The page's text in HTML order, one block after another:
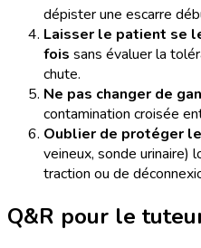
dépister une escarre
Laisser le patient se
fois sans évaluer la
chute.
Ne pas changer de
contamination croisée
Oublier de protéger
veineux, sonde urinaire)
traction ou de
Q&R pour le